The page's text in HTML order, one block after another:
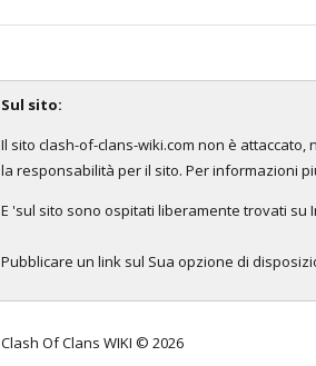
Sul sito:
Il sito clash-of-clans-wiki.com non è
la responsabilità per il sito. Per informazioni
E 'sul sito sono ospitati liberamente trovati su
Pubblicare un link sul Sua opzione di
Clash Of Clans WIKI © 2026